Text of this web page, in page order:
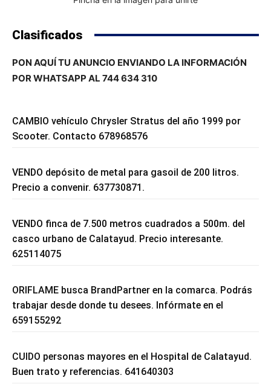
Clasificados
PON AQUÍ TU ANUNCIO ENVIANDO LA INFORMACIÓN
POR WHATSAPP AL 744 634 310
CAMBIO vehículo Chrysler Stratus del año 1999 por
Scooter. Contacto 678968576
VENDO depósito de metal para gasoil de 200 litros.
Precio a convenir. 637730871.
VENDO finca de 7.500 metros cuadrados a 500m. del
casco urbano de Calatayud. Precio interesante.
625114075
ORIFLAME busca BrandPartner en la comarca. Podrás
trabajar desde donde tu desees. Infórmate en el
659155292
CUIDO personas mayores en el Hospital de Calatayud.
Buen trato y referencias. 641640303